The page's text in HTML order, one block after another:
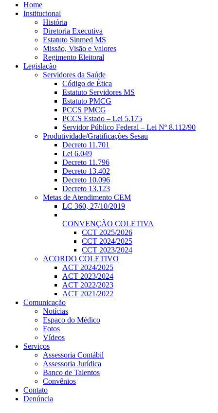
Home
Institucional
História
Diretoria Executiva
Estatuto Sinmed MS
Missão, Visão e Valores
Regimento Eleitoral
Legislação
Servidores da Saúde
Código de Ética
Estatuto Servidores MS
Estatuto PMCG
PCCS PMCG
PCCS Estado – Lei 5.175
Servidor Público Federal – Lei Nº 8.112/90
Produtividade/Gratificações Sesau
Decreto 11.701
Lei 6.049
Decreto 11.796
Decreto 13.402
Decreto 10.096
Decreto 13.123
Metas de Atendimento CEM
LC 360, 27/10/2019
CONVENÇÃO COLETIVA
CCT 2025/2026
CCT 2024/2025
CCT 2023/2024
ACORDO COLETIVO
ACT 2024/2025
ACT 2023/2024
ACT 2022/2023
ACT 2021/2022
Comunicação
Notícias
Espaço do Médico
Fotos
Vídeos
Serviços
Assessoria Contábil
Assessoria Jurídica
Banco de Talentos
Convênios
Contato
Denúncia